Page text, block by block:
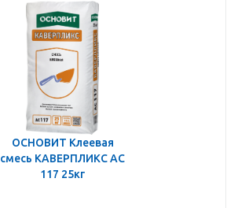
ОСНОВИТ Клеевая
смесь КАВЕРПЛИКС АС
117 25кг